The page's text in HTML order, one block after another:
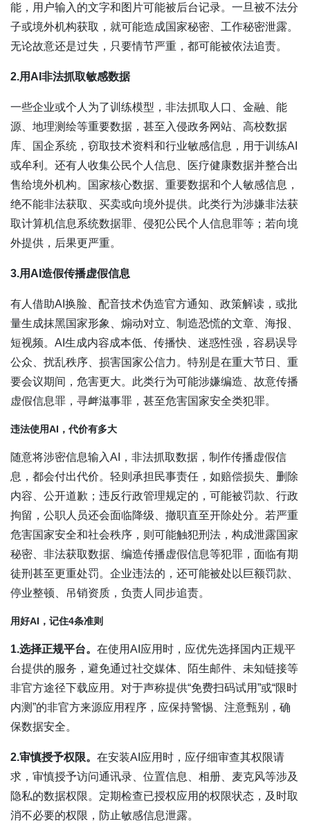
能，用户输入的文字和图片可能被后台记录。一旦被不法分
子或境外机构获取，就可能造成国家秘密、工作秘密泄露。
无论故意还是过失，只要情节严重，都可能被依法追责。
2.用AI非法抓取敏感数据
一些企业或个人为了训练模型，非法抓取人口、金融、能
源、地理测绘等重要数据，甚至入侵政务网站、高校数据
库、国企系统，窃取技术资料和行业敏感信息，用于训练AI
或牟利。还有人收集公民个人信息、医疗健康数据并整合出
售给境外机构。国家核心数据、重要数据和个人敏感信息，
绝不能非法获取、买卖或向境外提供。此类行为涉嫌非法获
取计算机信息系统数据罪、侵犯公民个人信息罪等；若向境
外提供，后果更严重。
3.用AI造假传播虚假信息
有人借助AI换脸、配音技术伪造官方通知、政策解读，或批
量生成抹黑国家形象、煽动对立、制造恐慌的文章、海报、
短视频。AI生成内容成本低、传播快、迷惑性强，容易误导
公众、扰乱秩序、损害国家公信力。特别是在重大节日、重
要会议期间，危害更大。此类行为可能涉嫌编造、故意传播
虚假信息罪，寻衅滋事罪，甚至危害国家安全类犯罪。
违法使用AI，代价有多大
随意将涉密信息输入AI，非法抓取数据，制作传播虚假信
息，都会付出代价。轻则承担民事责任，如赔偿损失、删除
内容、公开道歉；违反行政管理规定的，可能被罚款、行政
拘留，公职人员还会面临降级、撤职直至开除处分。若严重
危害国家安全和社会秩序，则可能触犯刑法，构成泄露国家
秘密、非法获取数据、编造传播虚假信息等犯罪，面临有期
徒刑甚至更重处罚。企业违法的，还可能被处以巨额罚款、
停业整顿、吊销资质，负责人同步追责。
用好AI，记住4条准则
1.选择正规平台。 在使用AI应用时，应优先选择国内正规平
台提供的服务，避免通过社交媒体、陌生邮件、未知链接等
非官方途径下载应用。对于声称提供“免费扫码试用”或“限时
内测”的非官方来源应用程序，应保持警惕、注意甄别，确
保数据安全。
2.审慎授予权限。 在安装AI应用时，应仔细审查其权限请
求，审慎授予访问通讯录、位置信息、相册、麦克风等涉及
隐私的数据权限。定期检查已授权应用的权限状态，及时取
消不必要的权限，防止敏感信息泄露。